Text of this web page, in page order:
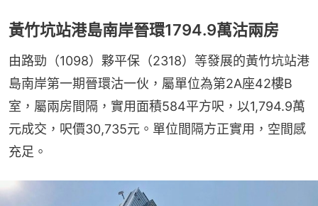
黃竹坑站港島南岸晉環1794.9萬沽兩房
由路勁（1098）夥平保（2318）等發展的黃竹坑站港
島南岸第一期晉環沽一伙，屬單位為第2A座42樓B
室，屬兩房間隔，實用面積584平方呎，以1,794.9萬
元成交，呎價30,735元。單位間隔方正實用，空間感
充足。